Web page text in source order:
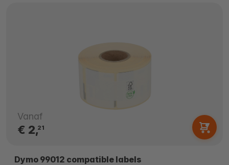
Vanaf
€ 2,21
Dymo 99012 compatible labels